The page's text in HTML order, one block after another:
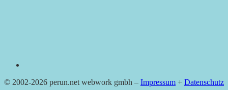
© 2002-2026 perun.net webwork gmbh – Impressum + Datenschutz